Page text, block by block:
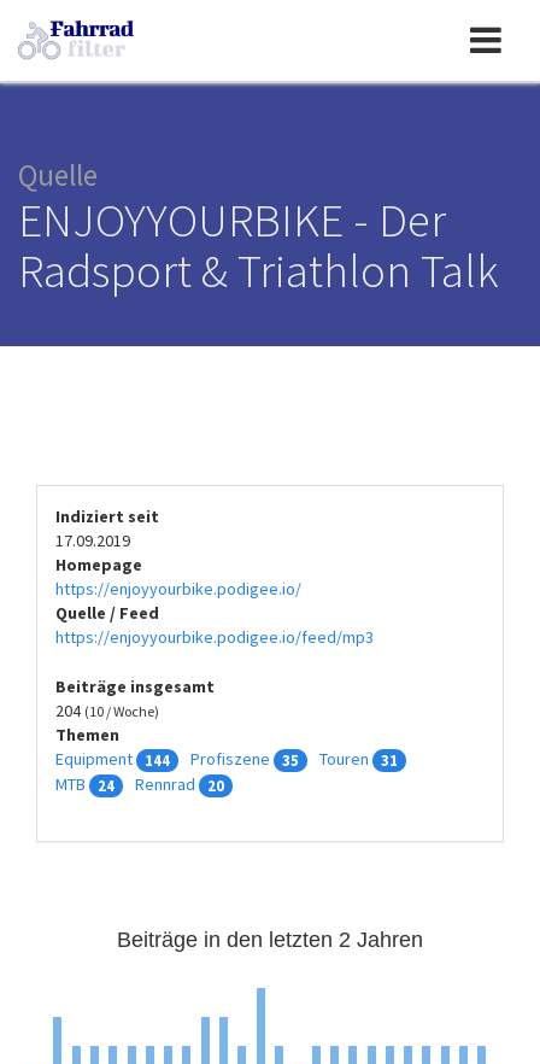
Toggle
navigation
Quelle
ENJOYYOURBIKE - Der
Radsport & Triathlon Talk
Indiziert seit
17.09.2019
Homepage
https://enjoyyourbike.podigee.io/
Quelle / Feed
https://enjoyyourbike.podigee.io/feed/mp3
Beiträge insgesamt
204 (10 / Woche)
Themen
Equipment
144 Profiszene 35 Touren 31
MTB 24 Rennrad 20
Beiträge in den letzten 2 Jahren